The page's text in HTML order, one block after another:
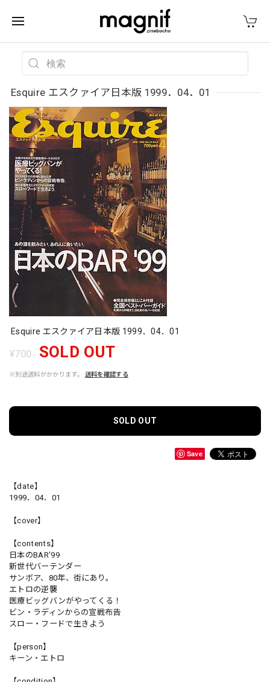
Esquire エスクァイア日本版 1999．04．01
Esquire エスクァイア日本版 1999．04．01
¥700 SOLD OUT
※別途送料がかかります。 送料を確認する
SOLD OUT
Save
【date】
1999．04．01
【cover】
【contents】
日本のBAR'99
新世代バーテンダー
サンボア、80年、街にあり。
エトロの逆襲
医療ビッグバンがやってくる！
ビン・ラディンからの宣戦布告
スロー・フードで生きよう
【person】
キーン・エトロ